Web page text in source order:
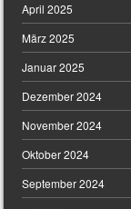
April 2025
März 2025
Januar 2025
Dezember 2024
November 2024
Oktober 2024
September 2024